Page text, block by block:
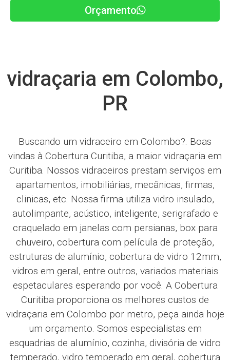
Orçamento
vidraçaria em Colombo,
PR
Buscando um vidraceiro em Colombo?. Boas
vindas à Cobertura Curitiba, a maior vidraçaria em
Curitiba. Nossos vidraceiros prestam serviços em
apartamentos, imobiliárias, mecânicas, firmas,
clinicas, etc. Nossa firma utiliza vidro insulado,
autolimpante, acústico, inteligente, serigrafado e
craquelado em janelas com persianas, box para
chuveiro, cobertura com película de proteção,
estruturas de alumínio, cobertura de vidro 12mm,
vidros em geral, entre outros, variados materiais
espetaculares esperando por você. A Cobertura
Curitiba proporciona os melhores custos de
vidraçaria em Colombo por metro, peça ainda hoje
um orçamento. Somos especialistas em
esquadrias de alumínio, cozinha, divisória de vidro
temperado, vidro temperado em geral, cobertura